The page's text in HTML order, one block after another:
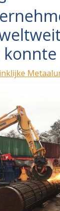
konnte